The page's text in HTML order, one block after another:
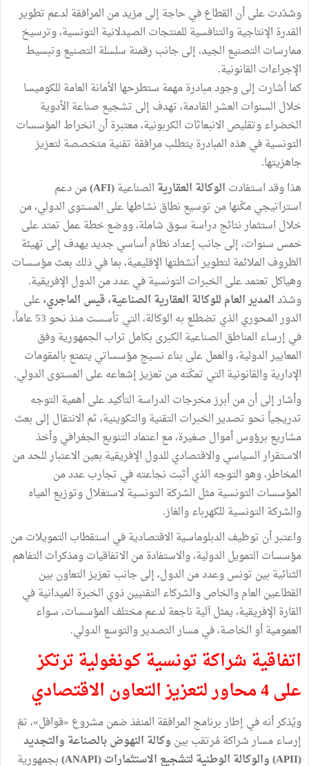
وشدّدت على أن القطاع في حاجة إلى مزيد من المرافقة لدعم تطوير
القدرة الإنتاجية والتنافسية للمنتجات الصيدلانية التونسية، وترسيخ
ممارسات التصنيع الجيد، إلى جانب رقمنة سلسلة التصنيع وتبسيط
الإجراءات القانونية.
كما أشارت إلى وجود مبادرة مهمة ستطرحها الأمانة العامة للكوميسا
خلال السنوات العشر القادمة، تهدف إلى تشجيع صناعة الأدوية
الخضراء وتقليص الانبعاثات الكربونية، معتبرة أن انخراط المؤسسات
التونسية في هذه المبادرة يتطلب مرافقة تقنية متخصصة لتعزيز
جاهزيتها.
هذا وقد استفادت الوكالة العقارية الصناعية(AFI)
من دعم
استراتيجي مكّنها من توسيع نطاق نشاطها على المستوى الدولي، من
خلال استثمار نتائج دراسة سوق شاملة، ووضع خطة عمل تمتد على
خمس سنوات، إلى جانب إعداد نظام أساسي جديد يهدف إلى تهيئة
الظروف الملائمة لتطوير أنشطتها الإقليمية، بما في ذلك بعث مؤسسات
وهياكل تعتمد على الخبرات التونسية في عدد من الدول الإفريقية.
وشدّدالمدير العام للوكالة العقارية الصناعية، قيس الماجري،على
الدور المحوري الذي تضطلع به الوكالة، التي تأسست منذ نحو 53 عاماً،
في إرساء المناطق الصناعية الكبرى بكامل تراب الجمهورية وفق
المعايير الدولية، والعمل على بناء نسيج مؤسساتي يتمتع بالمقومات
الإدارية والقانونية التي تمكّنه من تعزيز إشعاعه على المستوى الدولي.
وأشار إلى أن من أبرز مخرجات الدراسة التأكيد على أهمية التوجه
تدريجياً نحو تصدير الخبرات التقنية والتكوينية، ثم الانتقال إلى بعث
مشاريع برؤوس أموال صغيرة، مع اعتماد التنويع الجغرافي وأخذ
الاستقرار السياسي والاقتصادي للدول الإفريقية بعين الاعتبار للحد من
المخاطر، وهو التوجه الذي أثبت نجاعته في تجارب عدد من
المؤسسات التونسية مثل الشركة التونسية لاستغلال وتوزيع المياه
والشركة التونسية للكهرباء والغاز.
واعتبر أن توظيف الدبلوماسية الاقتصادية في استقطاب التمويلات من
مؤسسات التمويل الدولية، والاستفادة من الاتفاقيات ومذكرات التفاهم
الثنائية بين تونس وعدد من الدول، إلى جانب تعزيز التعاون بين
القطاعين العام والخاص والشركاء التقنيين ذوي الخبرة الميدانية في
القارة الإفريقية، يمثل آلية ناجعة لدعم مختلف المؤسسات، سواء
العمومية أو الخاصة، في مسار التصدير والتوسع الدولي.
اتفاقية شراكة تونسية كونغولية ترتكز
على 4 محاور لتعزيز التعاون الاقتصادي
ويُذكر أنه في إطار برنامج المرافقة المنفذ ضمن مشروع «قوافل»، تمّ
إرساء مسار شراكة مُرتقب بين وكالة النهوض بالصناعة والتجديد
(APII) والوكالة الوطنية لتشجيع الاستثمارات (ANAPI)
بجمهورية